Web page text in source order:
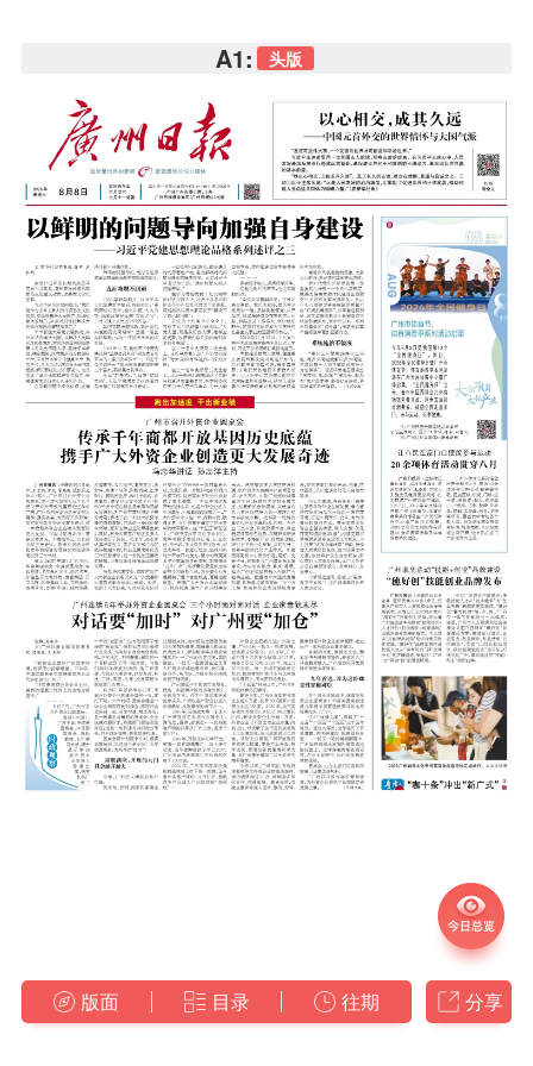
A1: 头版
版面 目录 往期 分享